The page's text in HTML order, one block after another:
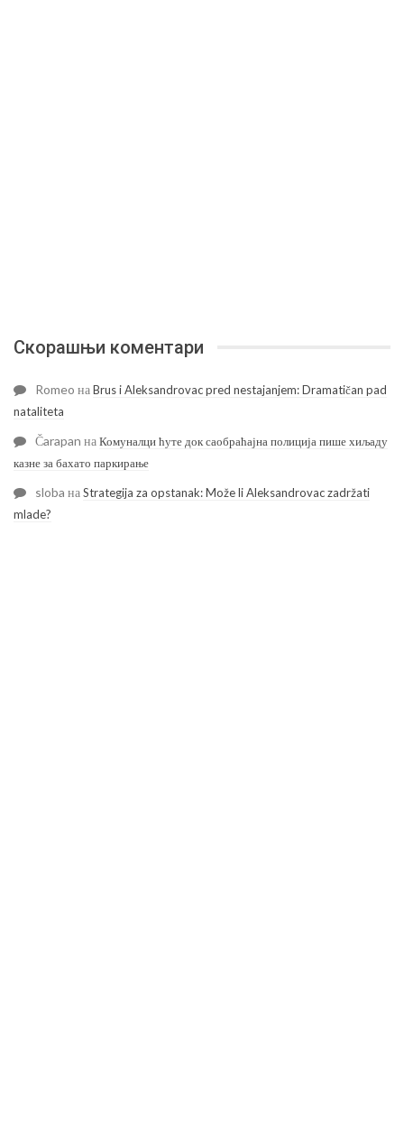
Скорашњи коментари
Romeo наBrus i Aleksandrovac pred nestajanjem: Dramatičan pad
nataliteta
Čarapan наКомуналци ћуте док саобраћајна полиција пише хиљаду
казне за бахато паркирање
sloba наStrategija za opstanak: Može li Aleksandrovac zadržati
mlade?